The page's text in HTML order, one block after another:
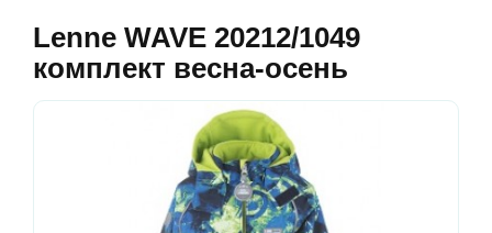
Lenne WAVE 20212/1049
комплект весна-осень